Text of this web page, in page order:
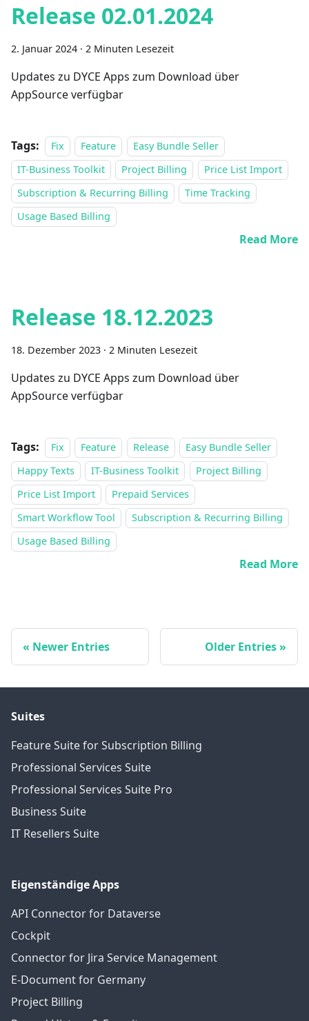
Release 02.01.2024
2. Januar 2024 · 2 Minuten Lesezeit
Updates zu DYCE Apps zum Download über
AppSource verfügbar
Tags: Fix Feature
Easy Bundle Seller
IT-Business Toolkit
Project Billing
Price List Import
Subscription & Recurring Billing
Time Tracking
Usage Based Billing
Read More
Release 18.12.2023
18. Dezember 2023 · 2 Minuten Lesezeit
Updates zu DYCE Apps zum Download über
AppSource verfügbar
Tags: Fix Feature Release
Easy Bundle Seller
Happy Texts
IT-Business Toolkit
Project Billing
Price List Import
Prepaid Services
Smart Workflow Tool
Subscription & Recurring Billing
Usage Based Billing
Read More
Newer Entries Older Entries
Suites
Feature Suite for Subscription Billing
Professional Services Suite
Professional Services Suite Pro
Business Suite
IT Resellers Suite
Eigenständige Apps
API Connector for Dataverse
Cockpit
Connector for Jira Service Management
E-Document for Germany
Project Billing